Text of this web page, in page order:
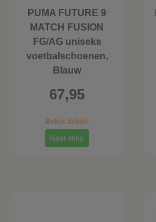
PUMA FUTURE 9
MATCH FUSION
FG/AG uniseks
voetbalschoenen,
Blauw
67,95
Bekijk details
Naar shop